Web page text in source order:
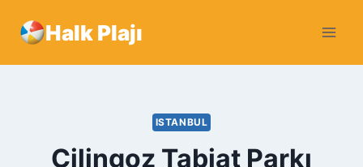
Halk Plajı
ISTANBUL
Çilingoz Tabiat Parkı